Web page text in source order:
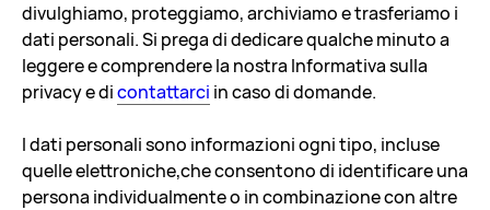
divulghiamo, proteggiamo, archiviamo e trasferiamo i
dati personali. Si prega di dedicare qualche minuto a
leggere e comprendere la nostra Informativa sulla
privacy e dicontattarci in caso di domande.
I dati personali sono informazioni ogni tipo, incluse
quelle elettroniche,che consentono di identificare una
persona individualmente o in combinazione con altre